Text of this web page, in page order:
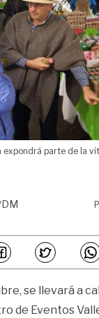
expondrá parte de la
se llevará a
de Eventos